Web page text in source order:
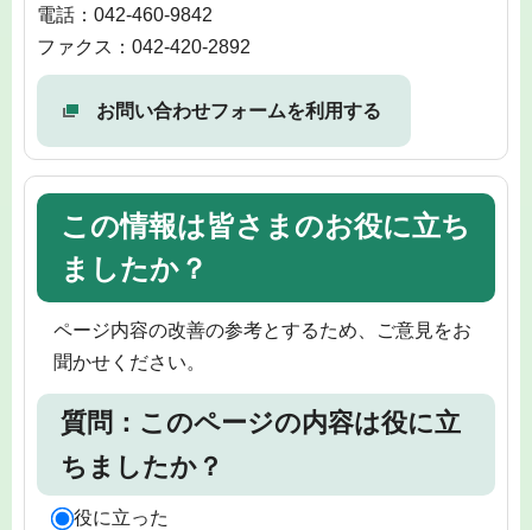
電話：042-460-9842
ファクス：042-420-2892
お問い合わせフォームを利用する
この情報は皆さまのお役に立ち
ましたか？
ページ内容の改善の参考とするため、ご意見をお
聞かせください。
質問：このページの内容は役に立
ちましたか？
役に立った